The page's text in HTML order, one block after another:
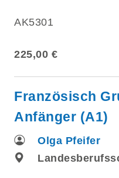
AK5301
225,00 €
Französisch
Anfänger (A1)
Olga Pfeifer